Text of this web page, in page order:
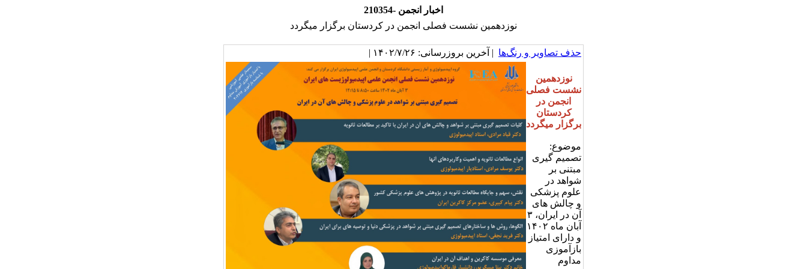
210354- اخبار انجمن
نوزدهمین نشست فصلی انجمن در کردستان برگزار میگردد
حذف تصاویر و رنگ‌ها | آخرین بروزرسانی: ۱۴۰۲/۷/۲۶ |
نوزدهمین
نشست فصلی
انجمن در
کردستان
برگزار میگردد
موضوع:
تصمیم گیری
مبتنی بر
شواهد در
علوم پزشکی
و چالش های
آن در ایران، ۳
آبان ماه ۱۴۰۲
و دارای امتیاز
بازآموزی
مداوم